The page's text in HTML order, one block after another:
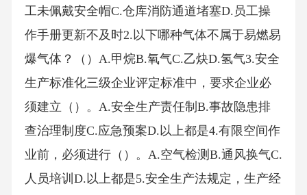
工未佩戴安全帽C.仓库消防通道堵塞D.员工操
作手册更新不及时2.以下哪种气体不属于易燃易
爆气体？（）A.甲烷B.氧气C.乙炔D.氢气3.安全
生产标准化三级企业评定标准中，要求企业必
须建立（）。A.安全生产责任制B.事故隐患排
查治理制度C.应急预案D.以上都是4.有限空间作
业前，必须进行（）。A.空气检测B.通风换气C.
人员培训D.以上都是5.安全生产法规定，生产经